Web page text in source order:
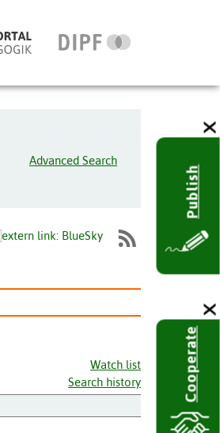
Advanced Search
Watch list
Search history
Publish
Cooperate